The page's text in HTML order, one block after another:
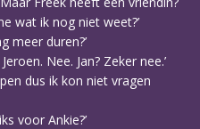
wat ik nog niet weet?’
meer duren?’
Nee. Jan? Zeker nee.’
dus ik kon niet vragen
voor Ankie?’